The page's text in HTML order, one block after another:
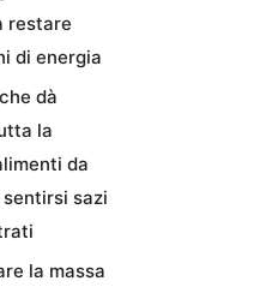
restare
di energia
dà
la
da
sazi
la massa